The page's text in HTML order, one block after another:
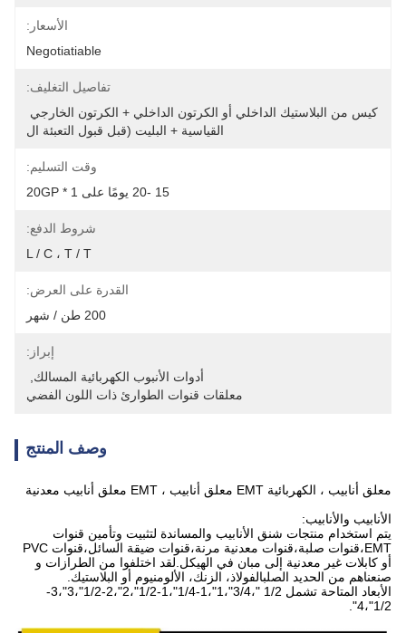
الأسعار:
Negotiatiable
تفاصيل التغليف:
القياسية + البليت (قبل قبول التعبئة ال
وقت التسليم:
15 -20 يومًا على 1 * 20GP
شروط الدفع:
L / C ، T / T
القدرة على العرض:
200 طن / شهر
إبراز:
أدوات الأنبوب الكهربائية المسالك
معلقات قنوات الطوارئ ذات اللون الفضي
وصف المنتج
معلق أنابيب ، الكهربائية EMT معلق أنابيب ، EMT معلق أنابيب معدنية
الأنابيب والأنابيب:
يتم استخدام منتجات شنق الأنابيب والمساندة لتثبيت وتأمين قنوات
EMT،قنوات صلبة،قنوات معدنية مرنة،قنوات ضيقة السائل،قنوات PVC
أو كابلات غير معدنية إلى مبان في الهيكل.لقد اختلفوا من الطرازات و
صنعناهم من الحديد الصلبالفولاذ، الزنك، الألومنيوم أو البلاستيك.
الأبعاد المتاحة تشمل 1/2 "،3/4"،1"،1-1/4"،1-1/2"،2"،2-1/2"،3"،3-
1/2"،4".